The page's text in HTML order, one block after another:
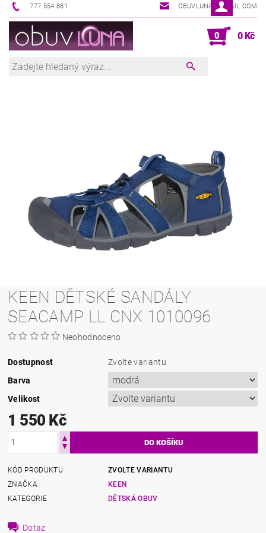
777 554 881 OBUVLUNA@GMAIL.COM
0 0 Kč
KEEN DĚTSKÉ SANDÁLY
SEACAMP LL CNX 1010096
Neohodnoceno
Dostupnost
Zvolte variantu
Barva
Velikost
1 550 Kč
KÓD PRODUKTU
ZVOLTE VARIANTU
ZNAČKA
KEEN
KATEGORIE
DĚTSKÁ OBUV
Dotaz